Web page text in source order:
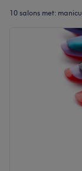
10 salons met: